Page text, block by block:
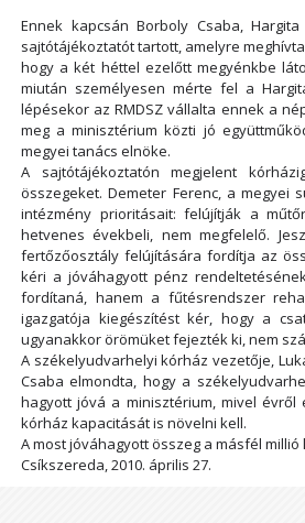
Ennek kapcsán Borboly Csaba,
sajtótájékoztatót tartott, amelyre
hogy a két héttel ezelőtt megyénkbe
miután személyesen mérte fel a
lépésekor az RMDSZ vállalta ennek a
meg a minisztérium közti jó
megyei tanács elnöke.
A sajtótájékoztatón megjelent
összegeket. Demeter Ferenc, a
intézmény prioritásait: felújítják a
hetvenes évekbeli, nem megfelelő.
fertőzőosztály felújítására fordítja az
kéri a jóváhagyott pénz
fordítaná, hanem a fűtésrendszer
igazgatója kiegészítést kér, hogy a
ugyanakkor örömüket fejezték ki, nem
A székelyudvarhelyi kórház vezetője,
Csaba elmondta, hogy a
hagyott jóvá a minisztérium, mivel
kórház kapacitását is növelni kell.
A most jóváhagyott összeg a másfél
Csíkszereda, 2010. április 27.